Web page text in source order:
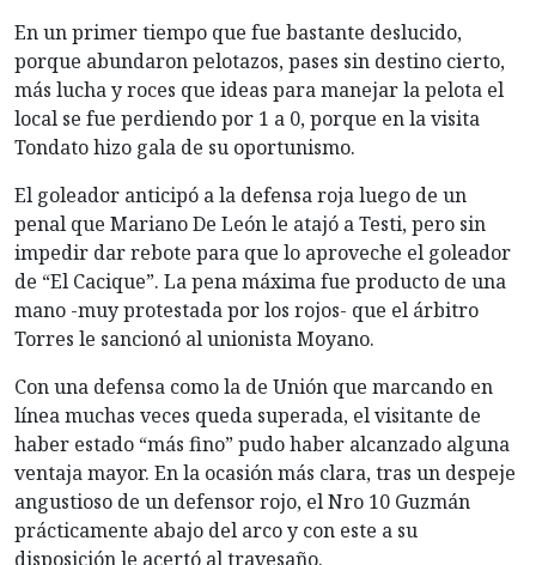
En un primer tiempo que fue bastante deslucido,
porque abundaron pelotazos, pases sin destino cierto,
más lucha y roces que ideas para manejar la pelota el
local se fue perdiendo por 1 a 0, porque en la visita
Tondato hizo gala de su oportunismo.
El goleador anticipó a la defensa roja luego de un
penal que Mariano De León le atajó a Testi, pero sin
impedir dar rebote para que lo aproveche el goleador
de “El Cacique”. La pena máxima fue producto de una
mano -muy protestada por los rojos- que el árbitro
Torres le sancionó al unionista Moyano.
Con una defensa como la de Unión que marcando en
línea muchas veces queda superada, el visitante de
haber estado “más fino” pudo haber alcanzado alguna
ventaja mayor. En la ocasión más clara, tras un despeje
angustioso de un defensor rojo, el Nro 10 Guzmán
prácticamente abajo del arco y con este a su
disposición le acertó al travesaño.